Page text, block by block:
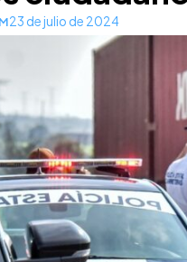
23 de julio de 2024